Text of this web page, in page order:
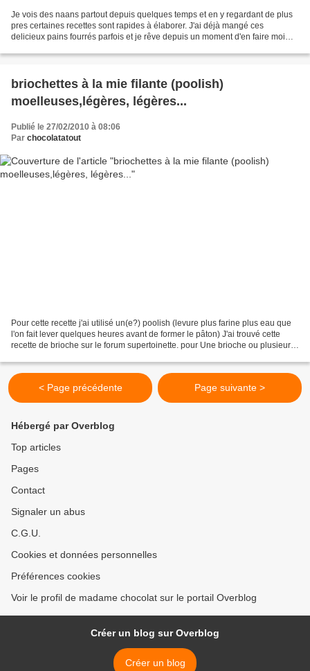
Je vois des naans partout depuis quelques temps et en y regardant de plus
pres certaines recettes sont rapides à élaborer. J'ai déjà mangé ces
delicieux pains fourrés parfois et je rêve depuis un moment d'en faire moi
briochettes à la mie filante (poolish)
moelleuses,légères, légères...
Publié le 27/02/2010 à 08:06
Par chocolatatout
Pour cette recette j'ai utilisé un(e?) poolish (levure plus farine plus eau que
l'on fait lever quelques heures avant de former le pâton) J'ai trouvé cette
recette de brioche sur le forum supertoinette. pour Une brioche ou plusieurs
< Page précédente Page suivante >
Hébergé par Overblog
Top articles
Pages
Contact
Signaler un abus
C.G.U.
Cookies et données personnelles
Préférences cookies
Voir le profil de madame chocolat sur le portail Overblog
Créer un blog sur Overblog
Créer un blog